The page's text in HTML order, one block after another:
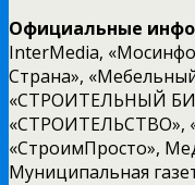
Официальные
InterMedia,
Страна»,
«СТРОИТЕЛЬНЫЙ
«СТРОИТЕЛЬСТВО»,
«СтроимПросто»,
Муниципальная